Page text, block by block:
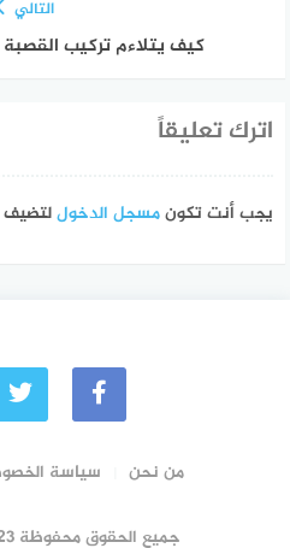
التالي
كيف يتلاءم تركيب
اترك تعليقاً
يجب أنت تكونمسجل الدخوللتضيف
من نحن سياسة
جميع الحقوق محفوظة 2023 © عالم النصيحة